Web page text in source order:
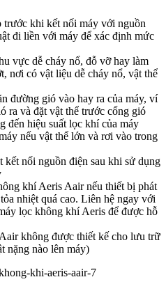
trước khi kết nối máy với nguồn
đi liền với máy để xác định mức
vực dễ cháy nổ, đỗ vỡ hay làm
nơi có vật liệu dễ cháy nổ, vật thể
đường gió vào hay ra của máy, ví
ra và đặt vật thể trước cổng gió
đến hiệu suất lọc khí của máy
nếu vật thể lớn và rơi vào trong
kết nối nguồn điện sau khi sử dụng
khí Aeris Aair nếu thiết bị phát
nhiệt quá cao. Liên hệ ngay với
lọc không khí Aeris để được hỗ
không được thiết kế cho lưu trữ
nặng nào lên máy)